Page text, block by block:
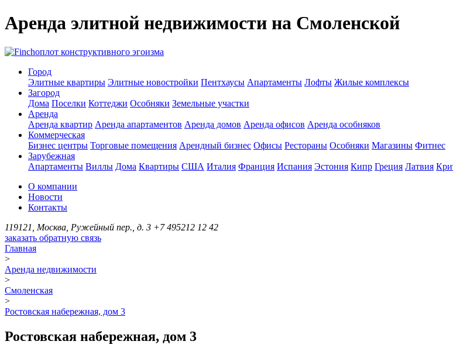
Аренда элитной недвижимости на Смоленской
оплот конструктивного эгоизма
Город
Элитные квартиры Элитные новостройки Пентхаусы Апартаменты Лофты Жилые комплексы
Загород
Дома Поселки Коттеджи Особняки Земельные участки
Аренда
Аренда квартир Аренда апартаментов Аренда домов Аренда офисов Аренда особняков
Коммерческая
Бизнес центры Торговые помещения Арендный бизнес Офисы Рестораны Особняки Магазины Фитнес
Зарубежная
Апартаменты Виллы Дома Квартиры США Италия Франция Испания Эстония Кипр Греция Латвия
О компании
Новости
Контакты
119121, Москва, Ружейный пер., д. 3 +7 495212 12 42
заказать обратную связь
Главная
>
Аренда недвижимости
>
Смоленская
>
Ростовская набережная, дом 3
Ростовская набережная, дом 3